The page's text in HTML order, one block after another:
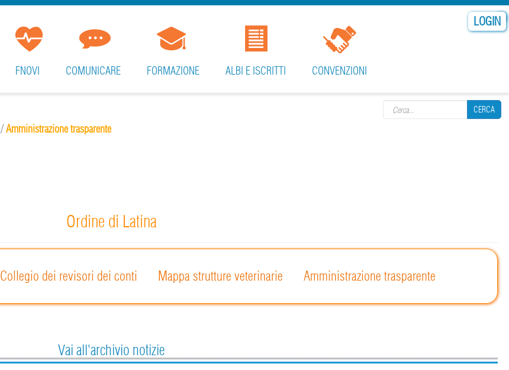
LOGIN
CERCA
FNOVI COMUNICARE FORMAZIONE ALBI E ISCRITTI CONVENZIONI
/Amministrazione trasparente
Ordine di Latina
Collegio dei revisori dei conti Mappa strutture veterinarie Amministrazione trasparente
Vai all'archivio notizie